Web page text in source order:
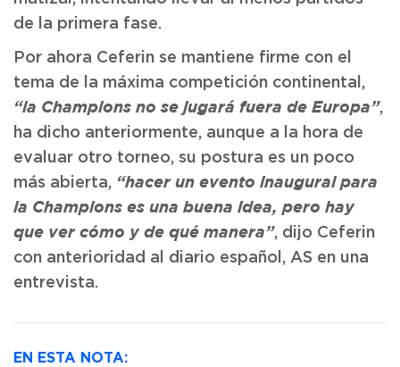
de la primera fase.
Por ahora Ceferin se mantiene firme con el
tema de la máxima competición continental,
“la Champions no se jugará fuera de Europa”,
ha dicho anteriormente, aunque a la hora de
evaluar otro torneo, su postura es un poco
más abierta, “hacer un evento inaugural para
la Champions es una buena idea, pero hay
que ver cómo y de qué manera”, dijo Ceferin
con anterioridad al diario español, AS en una
entrevista.
EN ESTA NOTA: